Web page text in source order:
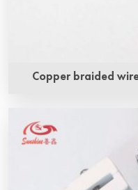
Copper braided
อุปกรณ์สายทำจากทองแ
คือเส้นสายทำจากทองแด
ซิไลไซด์ (MoSi2) ที่รวมกัน
สร้า